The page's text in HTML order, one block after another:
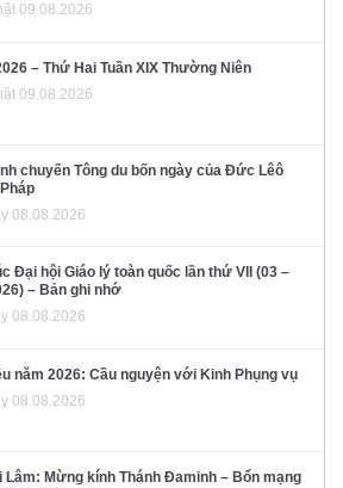
09.08.2026
– Thứ Hai Tuần XIX Thường Niên
09.08.2026
chuyến Tông du bốn ngày của Đức Lêô
08.08.2026
Đại hội Giáo lý toàn quốc lần thứ VII (03 –
– Bản ghi nhớ
08.08.2026
năm 2026: Cầu nguyện với Kinh Phụng vụ
08.08.2026
Lâm: Mừng kính Thánh Đaminh – Bổn mạng